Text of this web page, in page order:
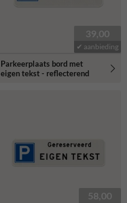
39,00
✔ aanbieding
Parkeerplaats bord met
eigen tekst - reflecterend
58,00